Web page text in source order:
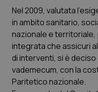
Friuli Venezia
Lazio
Liguria
Dermatite
Diabete &
Disturbi
Nel 2009, valutata
in ambito sanitario,
nazionale e
integrata che assicuri
di interventi, si è
vademecum, con la
Paritetico nazionale.